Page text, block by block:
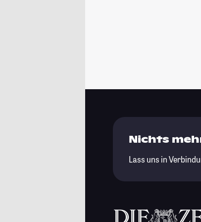
Nichts
Lass uns in